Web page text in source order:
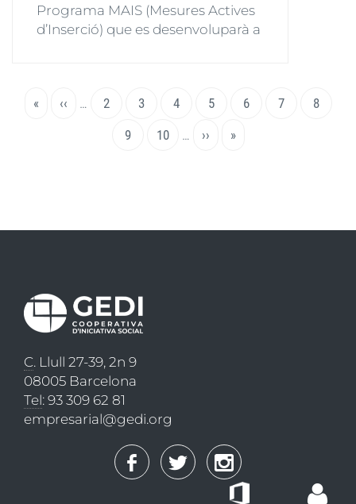
Programa MAIS (Mesures Actives
d’Inserció) que es desenvoluparà a
Paginació
Primera
«
Pàgina
‹‹ … Page
2 Page
3 Page
4 Page
5
Pàgina
6 Page
7 Page
8
Page
9 Page
10 …
Pàgina
››
Última
»
C. Llull 27-39, 2n 9
08005 Barcelona
Tel: 93 309 62 81
empresarial@gedi.org